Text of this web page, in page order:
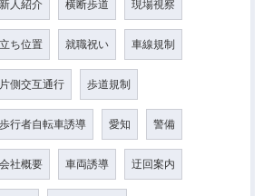
新人紹介 横断歩道 現場視察
立ち位置 就職祝い 車線規制
片側交互通行 歩道規制
歩行者自転車誘導 愛知 警備
会社概要 車両誘導 迂回案内